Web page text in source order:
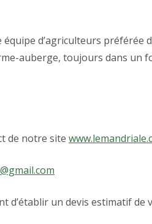
d’agriculteurs préférée
auberge, toujours dans un
de notre site
un devis estimatif de